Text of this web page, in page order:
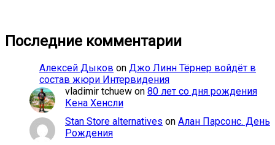
Последние комментарии
Алексей Дыков on Джо Линн Тёрнер войдёт в
состав жюри Интервидения
vladimir tchuew on 80 лет со дня рождения
Кена Хенсли
Stan Store alternatives on Алан Парсонс. День
Рождения